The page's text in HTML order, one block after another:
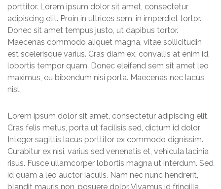
porttitor. Lorem ipsum dolor sit amet, consectetur
adipiscing elit. Proin in ultrices sem, in imperdiet tortor.
Donec sit amet tempus justo, ut dapibus tortor.
Maecenas commodo aliquet magna, vitae sollicitudin
est scelerisque varius. Cras diam ex, convallis at enim id,
lobortis tempor quam. Donec eleifend sem sit amet leo
maximus, eu bibendum nisi porta. Maecenas nec lacus
nisl.
Lorem ipsum dolor sit amet, consectetur adipiscing elit.
Cras felis metus, porta ut facilisis sed, dictum id dolor.
Integer sagittis lacus porttitor ex commodo dignissim.
Curabitur ex nisi, varius sed venenatis et, vehicula lacinia
risus. Fusce ullamcorper lobortis magna ut interdum. Sed
id quam a leo auctor iaculis. Nam nec nunc hendrerit,
blandit mauris non, posuere dolor. Vivamus id fringilla